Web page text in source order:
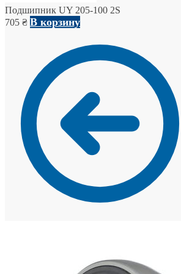
Подшипник UY 205-100 2S
705 ₴ В корзину